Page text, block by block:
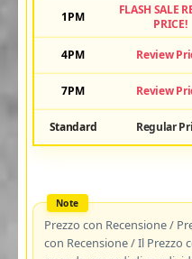
1PM
FLASH SALE
PRICE!
4PM Review
7PM Review
Standard Regular
Prezzo con Recensione /
con Recensione / Il Prezzo